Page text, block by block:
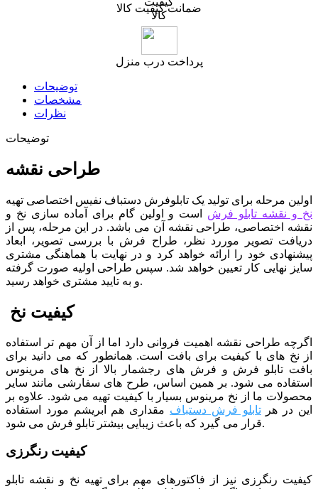
ضمانت کیفیت کالا
پرداخت درب منزل
توضیحات
مشخصات
نظرات
توضیحات
طراحی نقشه
اولین مرحله برای تولید یک تابلوفرش دستباف نفیس اختصاصی تهیه
نخ و نقشه تابلو فرش است و اولین گام برای آماده سازی نخ و
نقشه اختصاصی، طراحی نقشه آن می باشد. در این مرحله، پس از
دریافت تصویر موررد نظر، طراح فرش با بررسی تصویر، ابعاد
پیشنهادی خود را ارائه خواهد کرد و در نهایت با هماهنگی مشتری
سایز نهایی کار تعیین خواهد شد. سپس طراحی اولیه صورت گرفته
و به تایید مشتری خواهد رسید.
کیفیت نخ
اگرچه طراحی نقشه اهمیت فروانی دارد اما از آن مهم تر استفاده
از نخ های با کیفیت برای بافت است. همانطور که می دانید برای
بافت تابلو فرش و فرش های رجشمار بالا از نخ های مرینوس
استفاده می شود. بر همین اساس، طرح های سفارشی مانند سایر
محصولات ما از نخ مرینوس بسیار با کیفیت تهیه می شود. علاوه بر
این در هرتابلو فرش دستباف مقداری هم ابریشم مورد استفاده
قرار می گیرد که باعث زیبایی بیشتر تابلو فرش می شود.
کیفیت رنگرزی
کیفیت رنگرزی نیز از فاکتورهای مهم برای تهیه نخ و نقشه تابلو